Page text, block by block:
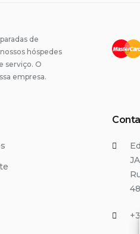
de
hóspedes
serviço. O
empresa.